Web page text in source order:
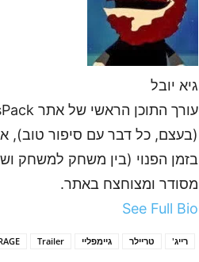
גיא יובל
(בעצם, כל דבר עם סיפור טוב),
בזמן הפנוי (בין משחק למשחק
מסודר ומצוחצח באתר.
See Full Bio
Trailer גיימפליי טריילר רייג'